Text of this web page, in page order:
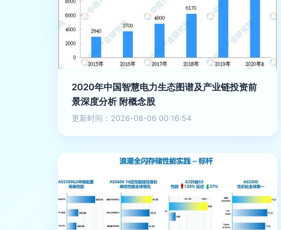
2020年中国智慧电力生态图谱及产业链投资前
景深度分析 附概念股
更新时间：2026-08-06 00:16:54